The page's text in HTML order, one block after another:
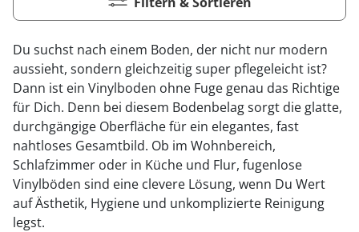
Du suchst nach einem Boden, der nicht nur modern
aussieht, sondern gleichzeitig super pflegeleicht ist?
Dann ist ein Vinylboden ohne Fuge genau das Richtige
für Dich. Denn bei diesem Bodenbelag sorgt die glatte,
durchgängige Oberfläche für ein elegantes, fast
nahtloses Gesamtbild. Ob im Wohnbereich,
Schlafzimmer oder in Küche und Flur, fugenlose
Vinylböden sind eine clevere Lösung, wenn Du Wert
auf Ästhetik, Hygiene und unkomplizierte Reinigung
legst.